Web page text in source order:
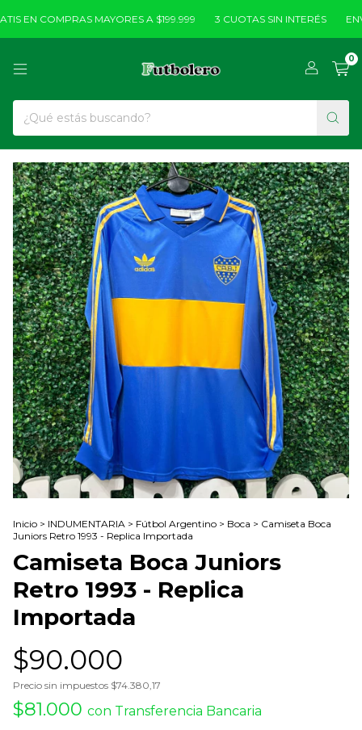
EN COMPRAS MAYORES A $199.999 3 CUOTAS SIN INTERÉS
0
Inicio > INDUMENTARIA > Fútbol Argentino > Boca > Camiseta Boca
Juniors Retro 1993 - Replica Importada
Camiseta Boca Juniors
Retro 1993 - Replica
Importada
$90.000
Precio sin impuestos $74.380,17
$81.000 con Transferencia Bancaria